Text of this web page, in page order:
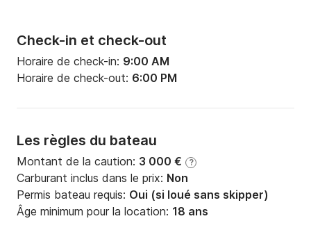
Check-in et check-out
Horaire de check-in: 9:00 AM
Horaire de check-out: 6:00 PM
Les règles du bateau
Montant de la caution: 3 000 € ?
Carburant inclus dans le prix: Non
Permis bateau requis: Oui (si loué sans skipper)
Âge minimum pour la location: 18 ans